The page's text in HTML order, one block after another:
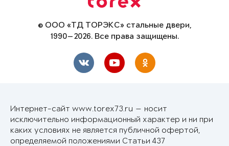
© ООО «ТД ТОРЭКС» стальные двери,
1990—2026. Все права защищены.
Интернет-сайт www.torex73.ru — носит
исключительно информационный характер и ни при
каких условиях не является публичной офертой,
определяемой положениями Статьи 437